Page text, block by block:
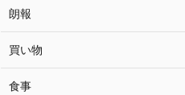
朗報
買い物
食事